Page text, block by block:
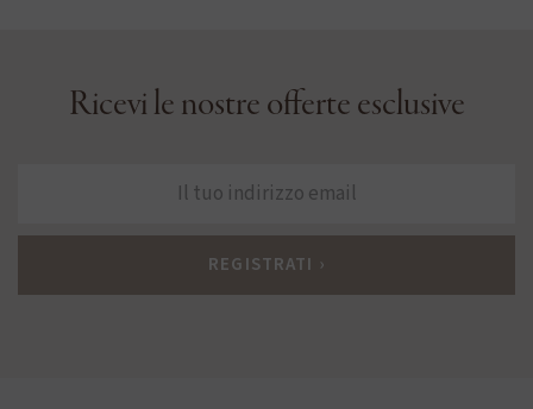
Ricevi le nostre offerte esclusive